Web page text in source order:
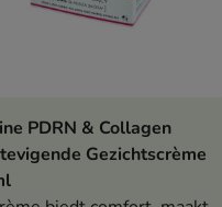
In winkelwagen
PDRN & Collagen
Gezichtscrème